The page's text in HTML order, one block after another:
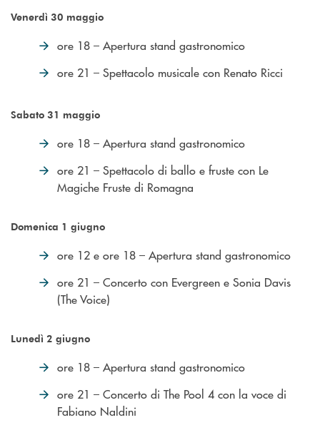
Venerdì 30 maggio
ore 18 – Apertura stand gastronomico
ore 21 – Spettacolo musicale con Renato Ricci
Sabato 31 maggio
ore 18 – Apertura stand gastronomico
ore 21 – Spettacolo di ballo e fruste con Le
Magiche Fruste di Romagna
Domenica 1 giugno
ore 12 e ore 18 – Apertura stand gastronomico
ore 21 – Concerto con Evergreen e Sonia Davis
(The Voice)
Lunedì 2 giugno
ore 18 – Apertura stand gastronomico
ore 21 – Concerto di The Pool 4 con la voce di
Fabiano Naldini